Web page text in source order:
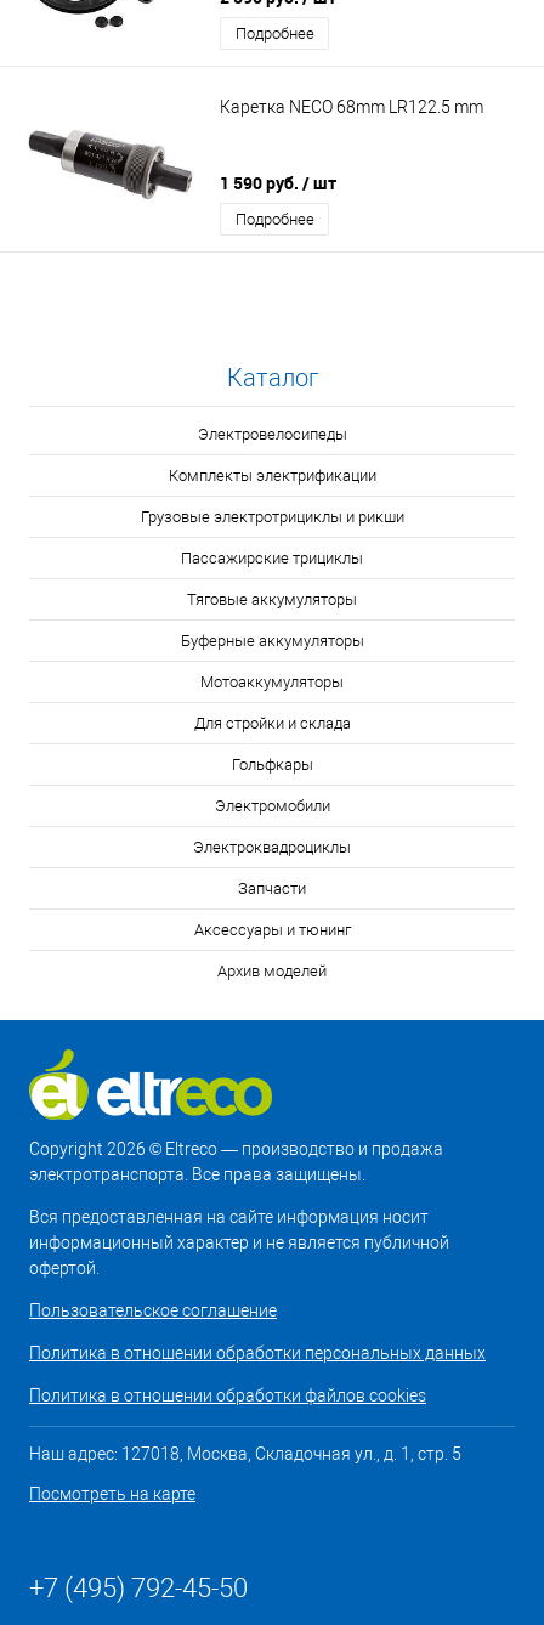
Подробнее
Каретка NECO 68mm LR122.5 mm
1 590 руб. / шт
Подробнее
Каталог
Электровелосипеды
Комплекты электрификации
Грузовые электротрициклы и рикши
Пассажирские трициклы
Тяговые аккумуляторы
Буферные аккумуляторы
Мотоаккумуляторы
Для стройки и склада
Гольфкары
Электромобили
Электроквадроциклы
Запчасти
Аксессуары и тюнинг
Архив моделей
Copyright 2026 © Eltreco — производство и продажа
электротранспорта. Все права защищены.
Вся предоставленная на сайте информация носит
информационный характер и не является публичной
офертой.
Пользовательское соглашение
Политика в отношении обработки персональных данных
Политика в отношении обработки файлов cookies
Наш адрес: 127018, Москва, Складочная ул., д. 1, стр. 5
Посмотреть на карте
+7 (495) 792-45-50